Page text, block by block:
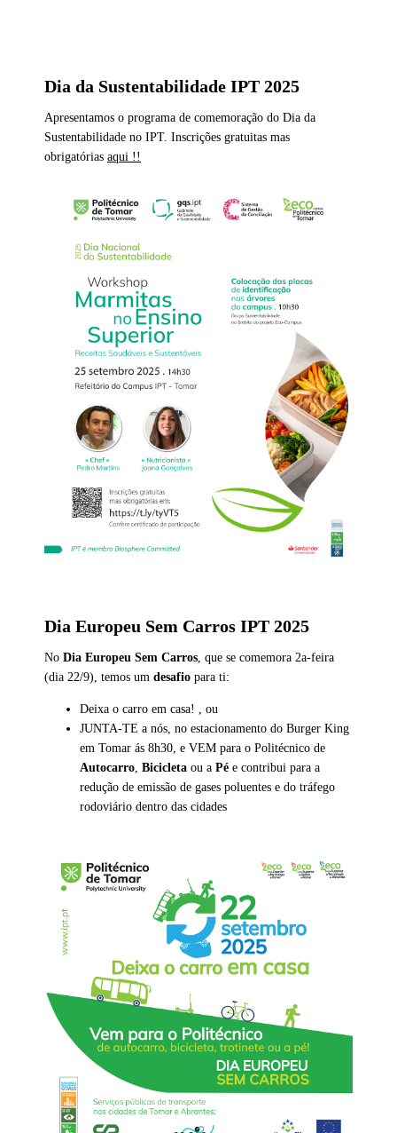
Dia da Sustentabilidade IPT 2025
Apresentamos o programa de comemoração do Dia da
Sustentabilidade no IPT. Inscrições gratuitas mas
obrigatórias aqui !!
Dia Europeu Sem Carros IPT 2025
No Dia Europeu Sem Carros, que se comemora 2a-feira
(dia 22/9), temos um desafio para ti:
Deixa o carro em casa! , ou
JUNTA-TE a nós, no estacionamento do Burger King
em Tomar ás 8h30, e VEM para o Politécnico de
Autocarro, Bicicleta ou a Pé e contribui para a
redução de emissão de gases poluentes e do tráfego
rodoviário dentro das cidades